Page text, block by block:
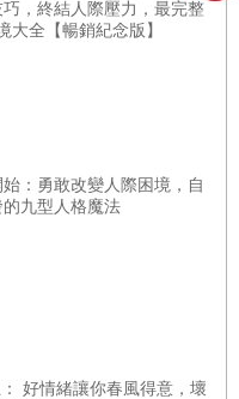
，終結人際壓力，最完整
大全【暢銷紀念版】
：勇敢改變人際困境，自
九型人格魔法
好情緒讓你春風得意，壞